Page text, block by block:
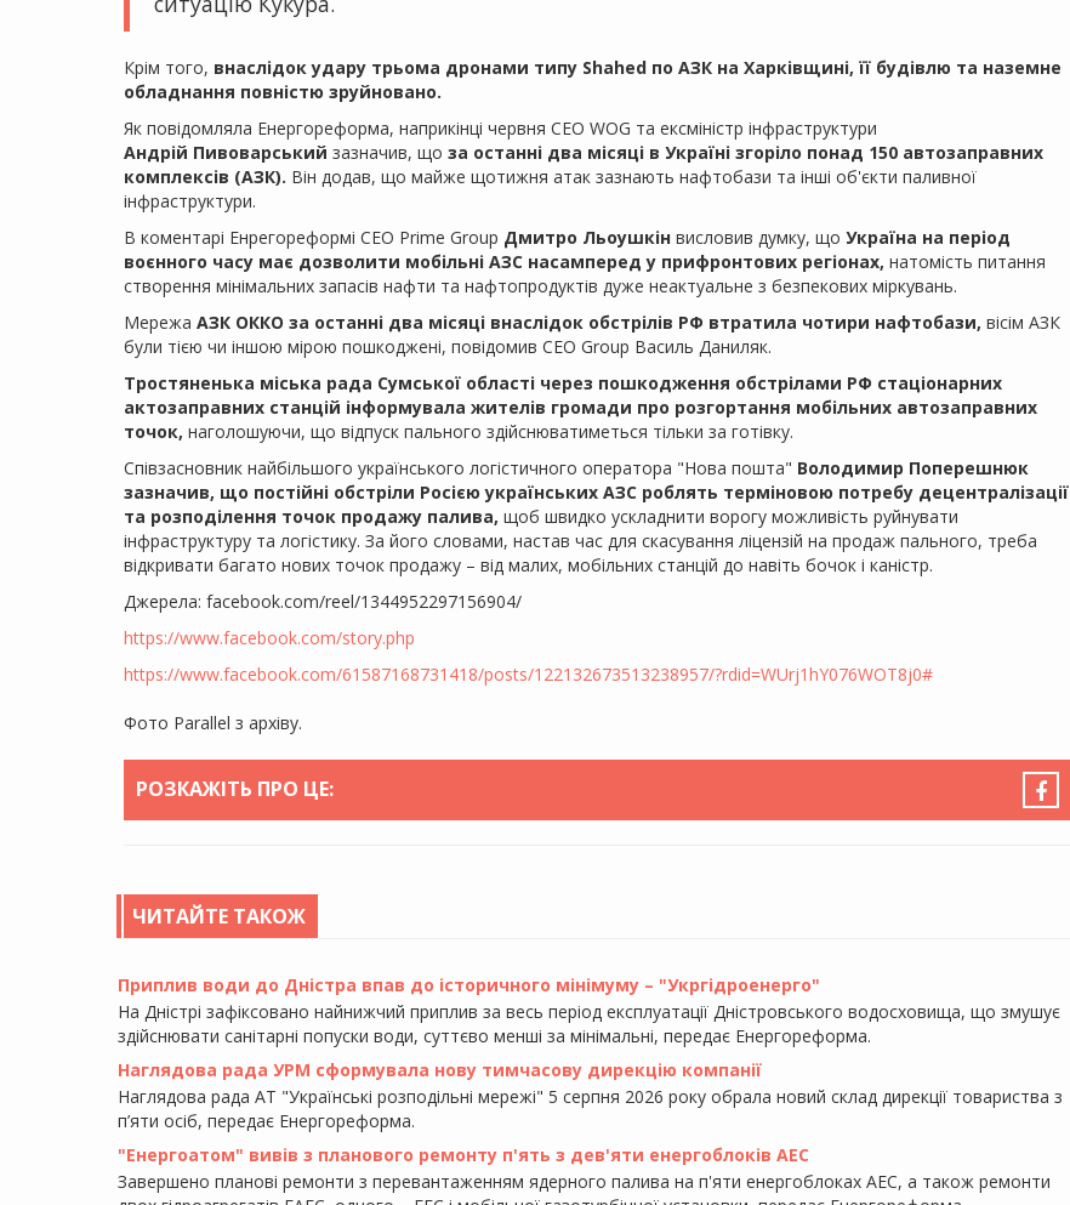
Крім того, внаслідок удару трьома дронами типу Shahed по АЗК на Харківщині, її будівлю та наземне
обладнання повністю зруйновано.
Як повідомляла Енергореформа, наприкінці червня СЕО WOG та ексміністр інфраструктури
Андрій Пивоварський зазначив, що за останні два місяці в Україні згоріло понад 150 автозаправних
комплексів (АЗК). Він додав, що майже щотижня атак зазнають нафтобази та інші об'єкти паливної
інфраструктури.
В коментарі Енрегореформі СЕО Prime Group Дмитро Льоушкін висловив думку, що Україна на період
воєнного часу має дозволити мобільні АЗС насамперед у прифронтових регіонах, натомість питання
створення мінімальних запасів нафти та нафтопродуктів дуже неактуальне з безпекових міркувань.
Мережа АЗК ОККО за останні два місяці внаслідок обстрілів РФ втратила чотири нафтобази, вісім АЗК
були тією чи іншою мірою пошкоджені, повідомив CEO Group Василь Даниляк.
Тростяненька міська рада Сумської області через пошкодження обстрілами РФ стаціонарних
актозаправних станцій інформувала жителів громади про розгортання мобільних автозаправних
точок, наголошуючи, що відпуск пального здійснюватиметься тільки за готівку.
Співзасновник найбільшого українського логістичного оператора "Нова пошта" Володимир Поперешнюк
зазначив, що постійні обстріли Росією українських АЗС роблять терміновою потребу децентралізації
та розподілення точок продажу палива, щоб швидко ускладнити ворогу можливість руйнувати
інфраструктуру та логістику. За його словами, настав час для скасування ліцензій на продаж пального, треба
відкривати багато нових точок продажу – від малих, мобільних станцій до навіть бочок і каністр.
Джерела: facebook.com/reel/1344952297156904/
https://www.facebook.com/story.php
https://www.facebook.com/61587168731418/posts/122132673513238957/?rdid=WUrj1hY076WOT8j0#
Фото Parallel з архіву.
РОЗКАЖІТЬ ПРО ЦЕ:
ЧИТАЙТЕ ТАКОЖ
Приплив води до Дністра впав до історичного мінімуму – "Укргідроенерго"
На Дністрі зафіксовано найнижчий приплив за весь період експлуатації Дністровського водосховища, що змушує
здійснювати санітарні попуски води, суттєво менші за мінімальні, передає Енергореформа.
Наглядова рада УРМ сформувала нову тимчасову дирекцію компанії
Наглядова рада АТ "Українські розподільні мережі" 5 серпня 2026 року обрала новий склад дирекції товариства з
п’яти осіб, передає Енергореформа.
"Енергоатом" вивів з планового ремонту п'ять з дев'яти енергоблоків АЕС
Завершено планові ремонти з перевантаженням ядерного палива на п'яти енергоблоках АЕС, а також ремонти